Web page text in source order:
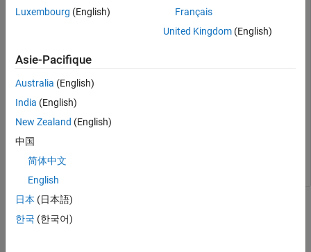
y_params = z2y(z_params)
y_params =
   0.0488 - 0.3908i  -0.0487 + 0.3909i
Input Arguments
Luxembourg (English)
Français
United Kingdom(English)
Asie-Pacifique
Australia (English)
India (English)
New Zealand (English)
中国
简体中文
English
日本 (日本語)
한국 (한국어)